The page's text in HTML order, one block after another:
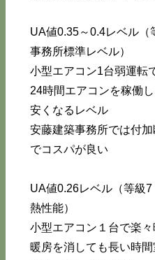
UA値0.35～0.4レベル
事務所標準レベル）
小型エアコン1台弱運転
24時間エアコンを稼働
安くなるレベル
安藤建築事務所では付
でコスパが良い
UA値0.26レベル（等級
熱性能）
小型エアコン１台で楽
暖房を消しても長い時